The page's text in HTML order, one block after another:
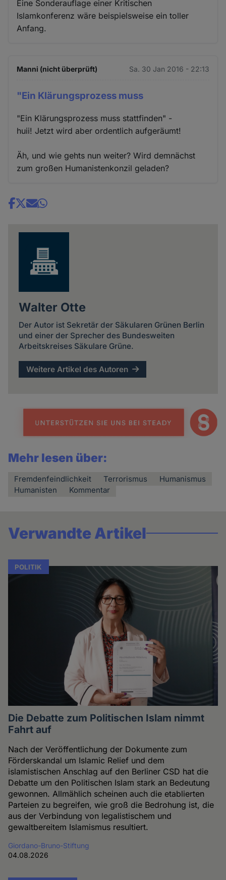
Eine Sonderauflage einer Kritischen
Islamkonferenz wäre beispielsweise ein toller
Anfang.
Manni (nicht überprüft) Sa. 30 Jan 2016 - 22:13
"Ein Klärungsprozess muss
"Ein Klärungsprozess muss stattfinden" -
huii! Jetzt wird aber ordentlich aufgeräumt!
Äh, und wie gehts nun weiter? Wird demnächst
zum großen Humanistenkonzil geladen?
Share
Walter Otte
Der Autor ist Sekretär der Säkularen Grünen Berlin
und einer der Sprecher des Bundesweiten
Arbeitskreises Säkulare Grüne.
Weitere Artikel des Autoren
Mehr lesen über:
Fremdenfeindlichkeit Terrorismus
Humanismus
Humanisten
Kommentar
Verwandte Artikel
POLITIK
Die Debatte zum Politischen Islam nimmt
Fahrt auf
Nach der Veröffentlichung der Dokumente zum
Förderskandal um Islamic Relief und dem
islamistischen Anschlag auf den Berliner CSD hat die
Debatte um den Politischen Islam stark an Bedeutung
gewonnen. Allmählich scheinen auch die etablierten
Parteien zu begreifen, wie groß die Bedrohung ist, die
aus der Verbindung von legalistischem und
gewaltbereitem Islamismus resultiert.
Giordano-Bruno-Stiftung
04.08.2026